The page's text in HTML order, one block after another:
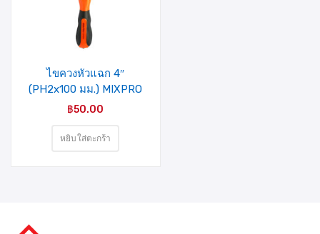
รายการ
สินค้าที่
ชอบ
ไขควงหัวแฉก 4″
(PH2x100 มม.) MIXPRO
(02-004-003)
฿50.00
หยิบใส่ตะกร้า